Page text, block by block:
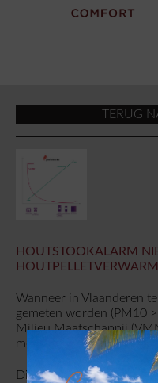
TERUG
HOUTSTOOKALARM
Wanneer in Vlaanderen
gemeten worden (PM10
Milieu Maatschappij
mensen die met een
Dit stookadvies geldt